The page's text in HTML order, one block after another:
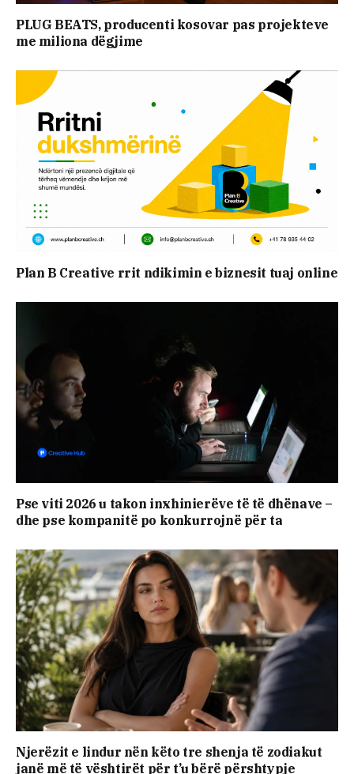
PLUG BEATS, producenti kosovar pas projekteve
me miliona dëgjime
Plan B Creative rrit ndikimin e biznesit tuaj online
Pse viti 2026 u takon inxhinierëve të të dhënave –
dhe pse kompanitë po konkurrojnë për ta
Njerëzit e lindur nën këto tre shenja të zodiakut
janë më të vështirët për t’u bërë përshtypje